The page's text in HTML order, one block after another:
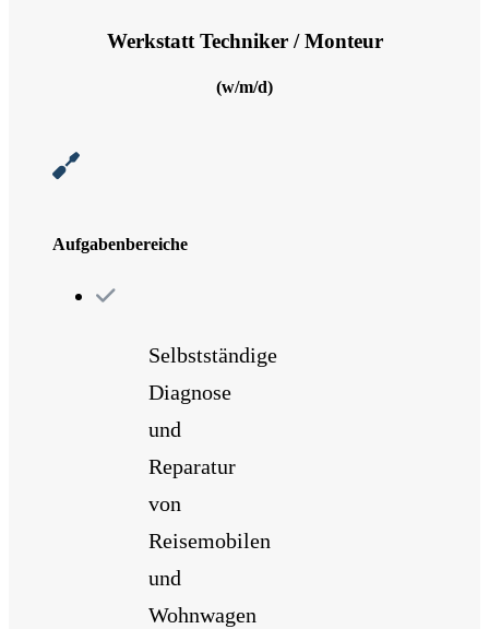
Werkstatt Techniker / Monteur
(w/m/d)
Aufgabenbereiche
Selbstständige
Diagnose
und
Reparatur
von
Reisemobilen
und
Wohnwagen